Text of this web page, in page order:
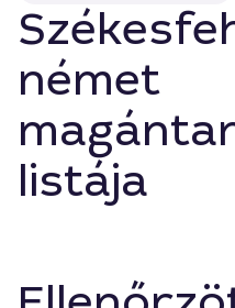
német
listája